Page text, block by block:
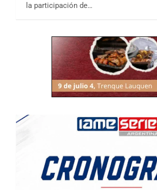
la participación de…